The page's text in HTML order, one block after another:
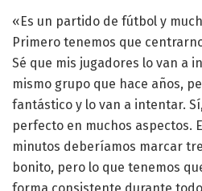
«Es un partido de fútbol y
Primero tenemos que
Sé que mis jugadores lo van a
mismo grupo que hace años,
fantástico y lo van a intentar.
perfecto en muchos aspectos.
minutos deberíamos marcar
bonito, pero lo que tenemos